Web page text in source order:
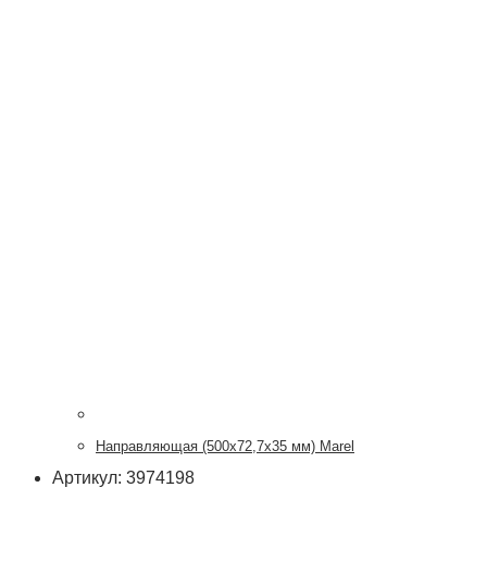
Направляющая (500х72,7х35 мм) Marel
Артикул: 3974198